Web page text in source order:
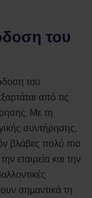
του
του
από τις
Με τη
συντήρησης,
βλάβες πολύ πιο
εταιρεία και την
σημαντικά τη